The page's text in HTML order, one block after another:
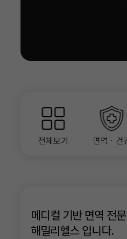
전체보기 면역ㆍ건
메디컬 기반 면역 전
해밀리헬스 입니다.